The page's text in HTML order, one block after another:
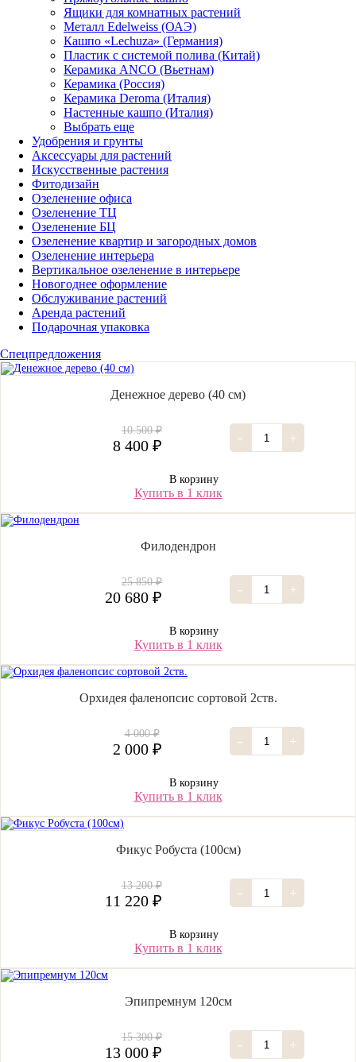
Ящики для комнатных растений
Металл Edelweiss (ОАЭ)
Кашпо «Lechuza» (Германия)
Пластик с системой полива (Китай)
Керамика ANCO (Вьетнам)
Керамика (Россия)
Керамика Deroma (Италия)
Настенные кашпо (Италия)
Выбрать еще
Удобрения и грунты
Аксессуары для растений
Искусственные растения
Фитодизайн
Озеленение офиса
Озеленение ТЦ
Озеленение БЦ
Озеленение квартир и загородных домов
Озеленение интерьера
Вертикальное озеленение в интерьере
Новогоднее оформление
Обслуживание растений
Аренда растений
Подарочная упаковка
Спецпредложения
Денежное дерево (40 cм)
10 500 ₽
8 400 ₽ - +
В корзину
Купить в 1 клик
Филодендрон
25 850 ₽
20 680 ₽ - +
В корзину
Купить в 1 клик
Орхидея фаленопсис сортовой 2ств.
4 000 ₽
2 000 ₽ - +
В корзину
Купить в 1 клик
Фикус Робуста (100см)
13 200 ₽
11 220 ₽ - +
В корзину
Купить в 1 клик
Эпипремнум 120см
15 300 ₽
13 000 ₽ - +